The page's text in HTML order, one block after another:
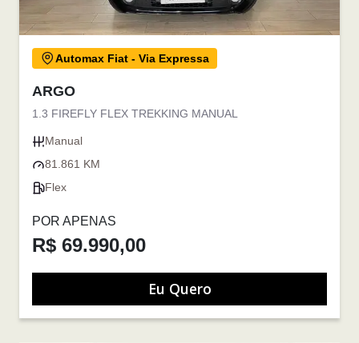
Automax Fiat - Via Expressa
ARGO
1.3 FIREFLY FLEX TREKKING MANUAL
Manual
81.861 KM
Flex
POR APENAS
R$ 69.990,00
Eu Quero